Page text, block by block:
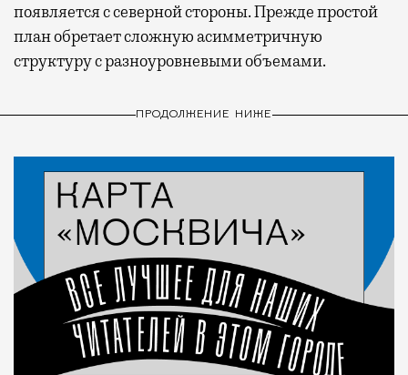
появляется с северной стороны. Прежде простой
план обретает сложную асимметричную
структуру с разноуровневыми объемами.
ПРОДОЛЖЕНИЕ НИЖЕ